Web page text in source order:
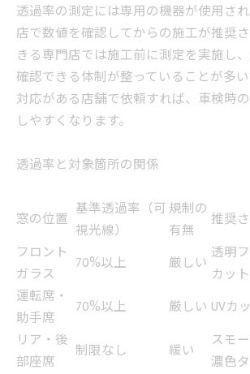
透過率の測定には専用の機器が使用さ
店で数値を確認してからの施工が推奨
きる専門店では施工前に測定を実施し
確認できる体制が整っていることが多
対応がある店舗で依頼すれば、車検時
しやすくなります。
透過率と対象箇所の関係
窓の位置 基準透過率（可
視光線）
規制の
有無
推奨
フロント
ガラス
70%以上 厳しい 透明
カッ
運転席・
助手席
70%以上 厳しい UVカ
リア・後
部座席
制限なし 緩い
スモ
濃色